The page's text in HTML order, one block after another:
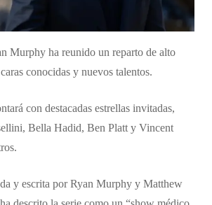
Murphy ha reunido un reparto de alto
conocidas y nuevos talentos.
con destacadas estrellas invitadas,
Bella Hadid, Ben Platt y Vincent
y escrita por Ryan Murphy y Matthew